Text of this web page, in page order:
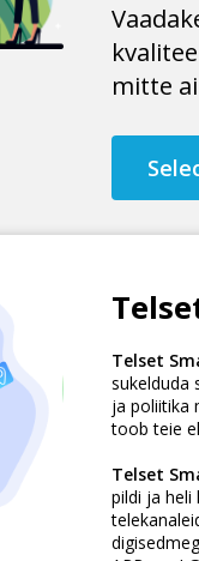
mitte
Telset
sukelduda
ja poliitika
toob teie
Telset
pildi ja heli